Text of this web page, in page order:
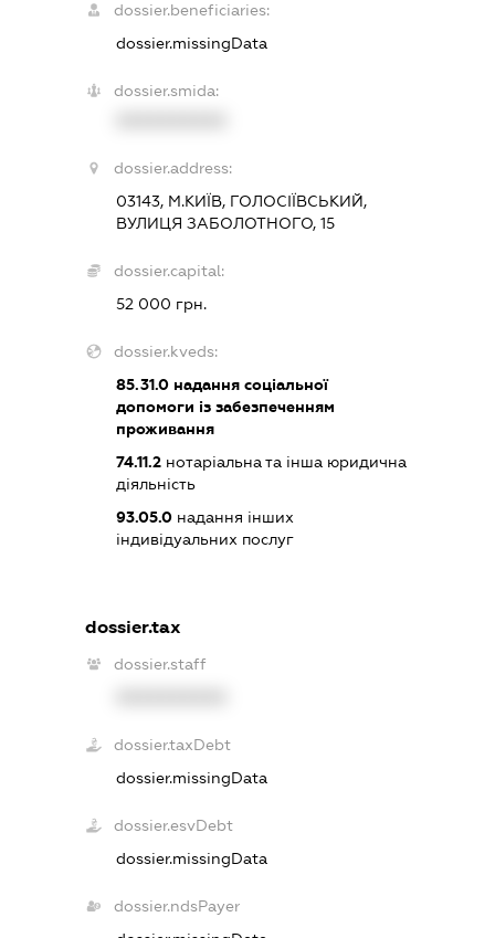
dossier.beneficiaries:
dossier.missingData
dossier.smida:
dossier.address:
03143, М.КИЇВ, ГОЛОСІЇВСЬКИЙ,
ВУЛИЦЯ ЗАБОЛОТНОГО, 15
dossier.capital:
52 000 грн.
dossier.kveds:
85.31.0 надання соціальної
допомоги із забезпеченням
проживання
74.11.2 нотаріальна та інша юридична
діяльність
93.05.0 надання інших
індивідуальних послуг
dossier.tax
dossier.staff
dossier.taxDebt
dossier.missingData
dossier.esvDebt
dossier.missingData
dossier.ndsPayer